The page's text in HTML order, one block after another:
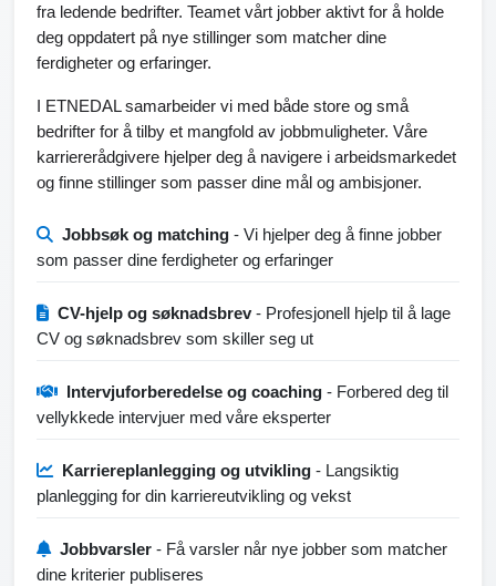
fra ledende bedrifter. Teamet vårt jobber aktivt for å holde
deg oppdatert på nye stillinger som matcher dine
ferdigheter og erfaringer.
I ETNEDAL samarbeider vi med både store og små
bedrifter for å tilby et mangfold av jobbmuligheter. Våre
karriererådgivere hjelper deg å navigere i arbeidsmarkedet
og finne stillinger som passer dine mål og ambisjoner.
Jobbsøk og matching - Vi hjelper deg å finne jobber
som passer dine ferdigheter og erfaringer
CV-hjelp og søknadsbrev- Profesjonell hjelp til å lage
CV og søknadsbrev som skiller seg ut
Intervjuforberedelse og coaching - Forbered deg til
vellykkede intervjuer med våre eksperter
Karriereplanlegging og utvikling - Langsiktig
planlegging for din karriereutvikling og vekst
Jobbvarsler - Få varsler når nye jobber som matcher
dine kriterier publiseres